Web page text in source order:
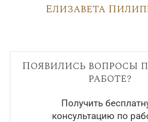
Елизавета
Появились вопросы
работе?
Получить
консультацию по